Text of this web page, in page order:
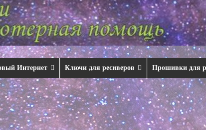
Интернет Ключи для ресиверов Прошивки для